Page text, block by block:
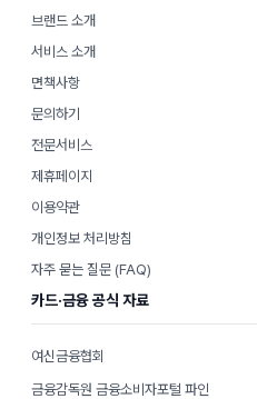
브랜드 소개
서비스 소개
면책사항
문의하기
전문서비스
제휴페이지
이용약관
개인정보 처리방침
자주 묻는 질문 (FAQ)
카드·금융 공식 자료
여신금융협회
금융감독원 금융소비자포털 파인